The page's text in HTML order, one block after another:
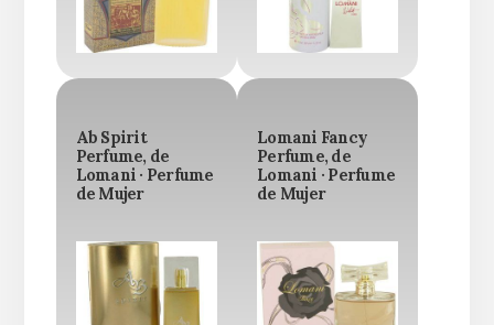
Ab Spirit
Perfume, de
Lomani · Perfume
de Mujer
Lomani Fancy
Perfume, de
Lomani · Perfume
de Mujer